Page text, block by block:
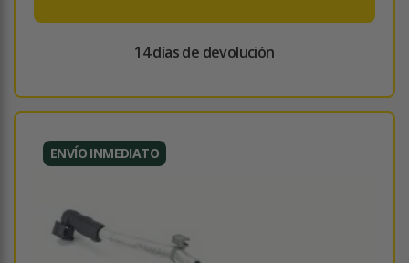
14 días de devolución
ENVÍO INMEDIATO